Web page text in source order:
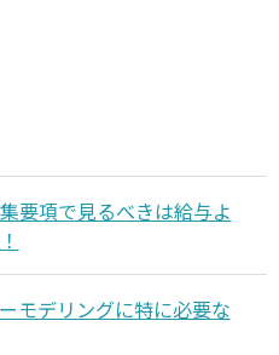
要項で見るべきは給与よ
モデリングに特に必要な